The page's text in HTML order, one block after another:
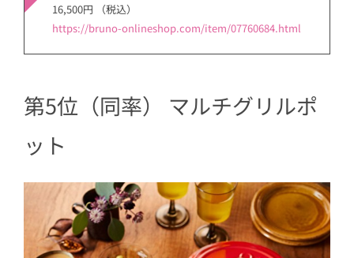
16,500円 （税込）
https://bruno-onlineshop.com/item/07760684.html
第5位（同率） マルチグリルポ
ット